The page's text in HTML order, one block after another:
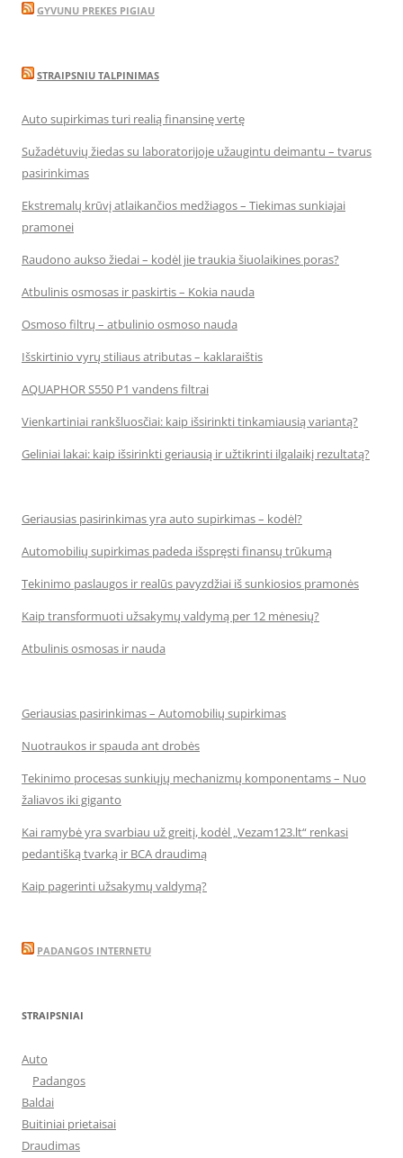
GYVUNU PREKES PIGIAU
STRAIPSNIU TALPINIMAS
Auto supirkimas turi realią finansinę vertę
Sužadėtuvių žiedas su laboratorijoje užaugintu deimantu – tvarus
pasirinkimas
Ekstremalų krūvį atlaikančios medžiagos – Tiekimas sunkiajai
pramonei
Raudono aukso žiedai – kodėl jie traukia šiuolaikines poras?
Atbulinis osmosas ir paskirtis – Kokia nauda
Osmoso filtrų – atbulinio osmoso nauda
Išskirtinio vyrų stiliaus atributas – kaklaraištis
AQUAPHOR S550 P1 vandens filtrai
Vienkartiniai rankšluosčiai: kaip išsirinkti tinkamiausią variantą?
Geliniai lakai: kaip išsirinkti geriausią ir užtikrinti ilgalaikį rezultatą?
Geriausias pasirinkimas yra auto supirkimas – kodėl?
Automobilių supirkimas padeda išspręsti finansų trūkumą
Tekinimo paslaugos ir realūs pavyzdžiai iš sunkiosios pramonės
Kaip transformuoti užsakymų valdymą per 12 mėnesių?
Atbulinis osmosas ir nauda
Geriausias pasirinkimas – Automobilių supirkimas
Nuotraukos ir spauda ant drobės
Tekinimo procesas sunkiųjų mechanizmų komponentams – Nuo
žaliavos iki giganto
Kai ramybė yra svarbiau už greitį, kodėl „Vezam123.lt“ renkasi
pedantišką tvarką ir BCA draudimą
Kaip pagerinti užsakymų valdymą?
PADANGOS INTERNETU
STRAIPSNIAI
Auto
Padangos
Baldai
Buitiniai prietaisai
Draudimas